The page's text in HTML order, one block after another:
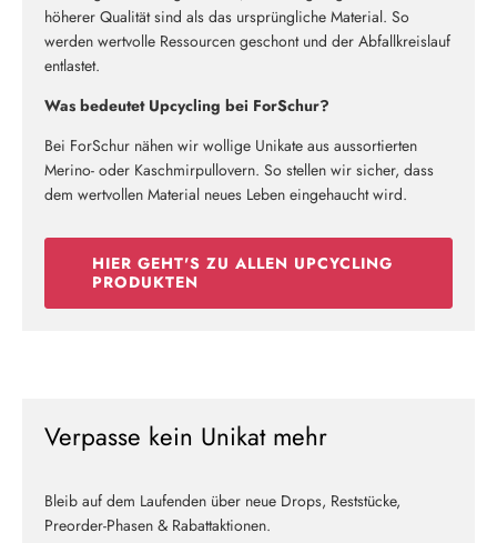
höherer Qualität sind als das ursprüngliche Material. So
werden wertvolle Ressourcen geschont und der Abfallkreislauf
entlastet.
Was bedeutet Upcycling bei ForSchur?
Bei ForSchur nähen wir wollige Unikate aus aussortierten
Merino- oder Kaschmirpullovern. So stellen wir sicher, dass
dem wertvollen Material neues Leben eingehaucht wird.
HIER GEHT'S ZU ALLEN UPCYCLING
PRODUKTEN
Verpasse kein Unikat mehr
Bleib auf dem Laufenden über neue Drops, Reststücke,
Preorder-Phasen & Rabattaktionen.